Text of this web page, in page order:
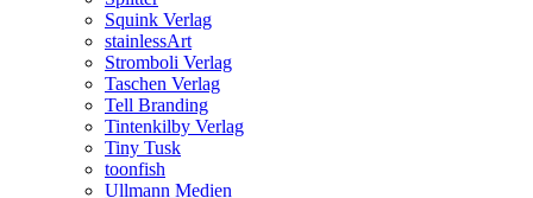
Squink Verlag
stainlessArt
Stromboli Verlag
Taschen Verlag
Tell Branding
Tintenkilby Verlag
Tiny Tusk
toonfish
Ullmann Medien